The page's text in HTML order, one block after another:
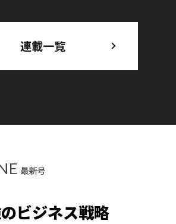
連載一覧
最新号
ビジネス戦略